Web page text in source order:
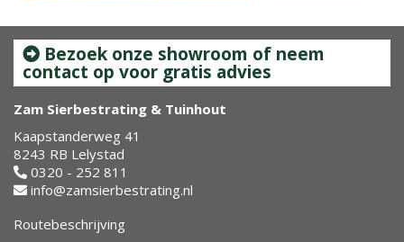
Bezoek onze showroom of neem
contact op voor gratis advies
Zam Sierbestrating & Tuinhout
Kaapstanderweg 41
8243 RB Lelystad
0320 - 252 811
info@zamsierbestrating.nl
Routebeschrijving